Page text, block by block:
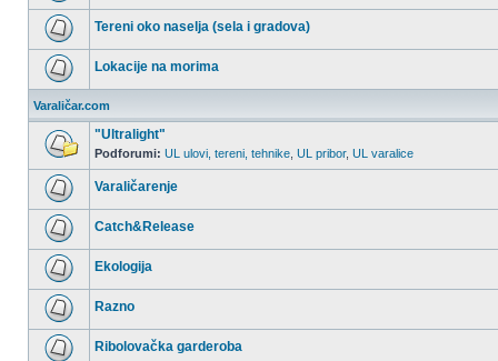
Nema
nepročitanih
postova
Nema
nepročitanih
postova
Tereni oko naselja (sela i gradova)
Nema
postova
Lokacije na morima
Varaličar.com
postova
"Ultralight"
Podforumi: UL ulovi, tereni, tehnike UL pribor, UL varalice
Nema
nepročitanih
postova
Varaličarenje
Nema
nepročitanih
postova
Catch&Release
Nema
nepročitanih
postova
Ekologija
Nema
nepročitanih
postova
Razno
Ribolovačka garderoba